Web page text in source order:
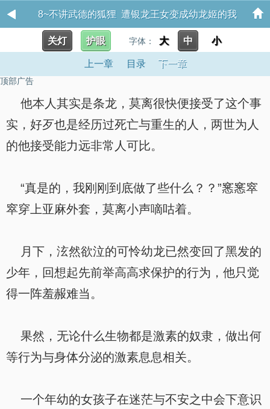
8~不讲武德的狐狸 遭银龙王女变成幼龙姬的我
关灯 护眼 字体： 大 中 小
上一章 目录 下一章
顶部广告
他本人其实是条龙，莫离很快便接受了这个事
实，好歹也是经历过死亡与重生的人，两世为人
的他接受能力远非常人可比。
“真是的，我刚刚到底做了些什么？？”窸窸窣
窣穿上亚麻外套，莫离小声嘀咕着。
月下，泫然欲泣的可怜幼龙已然变回了黑发的
少年，回想起先前举高高求保护的行为，他只觉
得一阵羞赧难当。
果然，无论什么生物都是激素的奴隶，做出何
等行为与身体分泌的激素息息相关。
一个年幼的女孩子在迷茫与不安之中会下意识